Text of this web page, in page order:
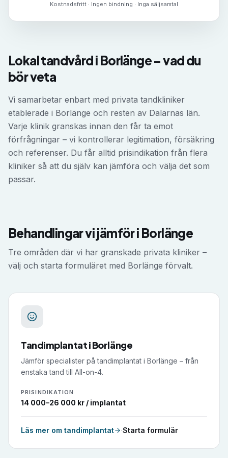
Kostnadsfritt · Ingen bindning · Inga säljsamtal
Lokal tandvård i Borlänge – vad du
bör veta
Vi samarbetar enbart med privata tandkliniker
etablerade i Borlänge och resten av Dalarnas län.
Varje klinik granskas innan den får ta emot
förfrågningar – vi kontrollerar legitimation, försäkring
och referenser. Du får alltid prisindikation från flera
kliniker så att du själv kan jämföra och välja det som
passar.
Behandlingar vi jämför i Borlänge
Tre områden där vi har granskade privata kliniker –
välj och starta formuläret med Borlänge förvalt.
TandimplantatiBorlänge
Jämför specialister på tandimplantat i Borlänge – från
enstaka tand till All-on-4.
PRISINDIKATION
14 000–26 000 kr / implantat
Läs mer om tandimplantat ·Starta formulär